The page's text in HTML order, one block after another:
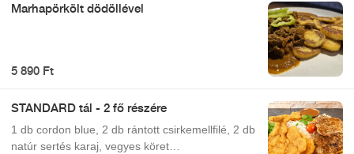
Marhapörkölt dödöllével
5 890 Ft
STANDARD tál - 2 fő részére
1 db cordon blue, 2 db rántott csirkemellfilé, 2 db
natúr sertés karaj, vegyes köret